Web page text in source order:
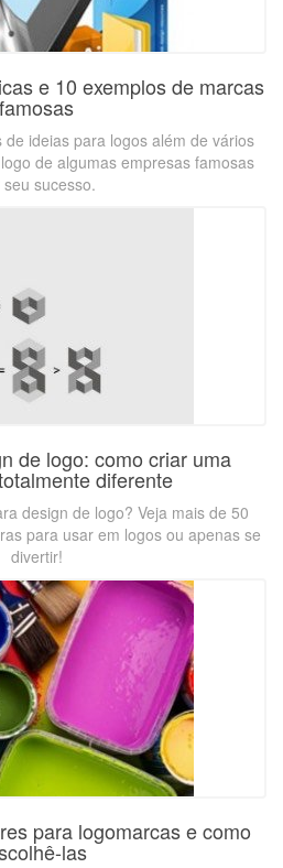
e 10 exemplos de marcas
famosas
ideias para logos além de vários
de algumas empresas famosas
sucesso.
de logo: como criar uma
diferente
design de logo? Veja mais de 50
para usar em logos ou apenas se
divertir!
para logomarcas e como
las